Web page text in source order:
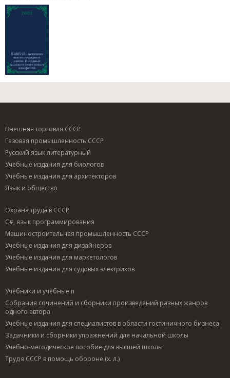
Внешняя торговля СССР
Газовая промышленность СССР
Русский язык литературный
Учебные издания для биологов
Учебные издания для архитекторов
Язык и общество
Охрана труда в СССР
C#, язык программирования
Машиностроительная промышленность СССР
Учебные издания для дизайнеров
Учебные издания для маркетологов
Учебные издания для судовых электриков
Учебники и учебные п
Собрания сочинений и сборники произведений разных жанров
одного автора
Учебные издания для специалистов в области гостиничного бизнеса
Задачники и сборники упражнений для начальной школы
Учебно-методическое пособие для высшей школы
Труд в СССР в помощь обороне (х. л.)